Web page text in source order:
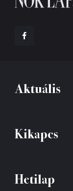
Aktuális
Kikapcs
Hetilap